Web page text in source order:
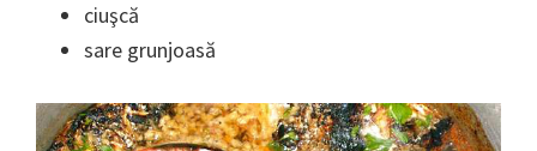
ciuşcă
sare grunjoasă